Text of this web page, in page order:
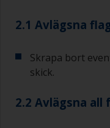
2.1 Avlägsna
Skrapa bort
skick.
2.2 Avlägsna all